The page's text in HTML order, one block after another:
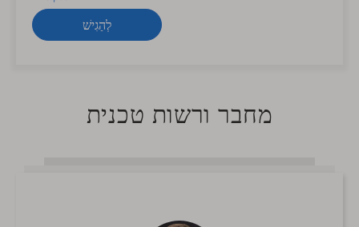
לְהַגִישׁ
מחבר ורשות טכנית